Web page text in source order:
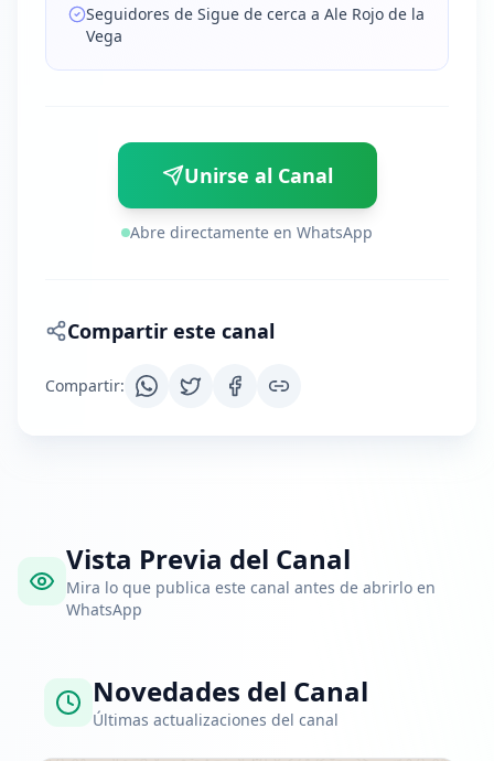
Seguidores de Sigue de cerca a Ale Rojo de la
Vega
Unirse al Canal
Abre directamente en WhatsApp
Compartir este canal
Compartir:
Vista Previa del Canal
Mira lo que publica este canal antes de abrirlo en
WhatsApp
Novedades del Canal
Últimas actualizaciones del canal